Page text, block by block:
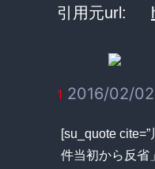
引用元url:
1 2016/02/
[su_quote
件当初から反省